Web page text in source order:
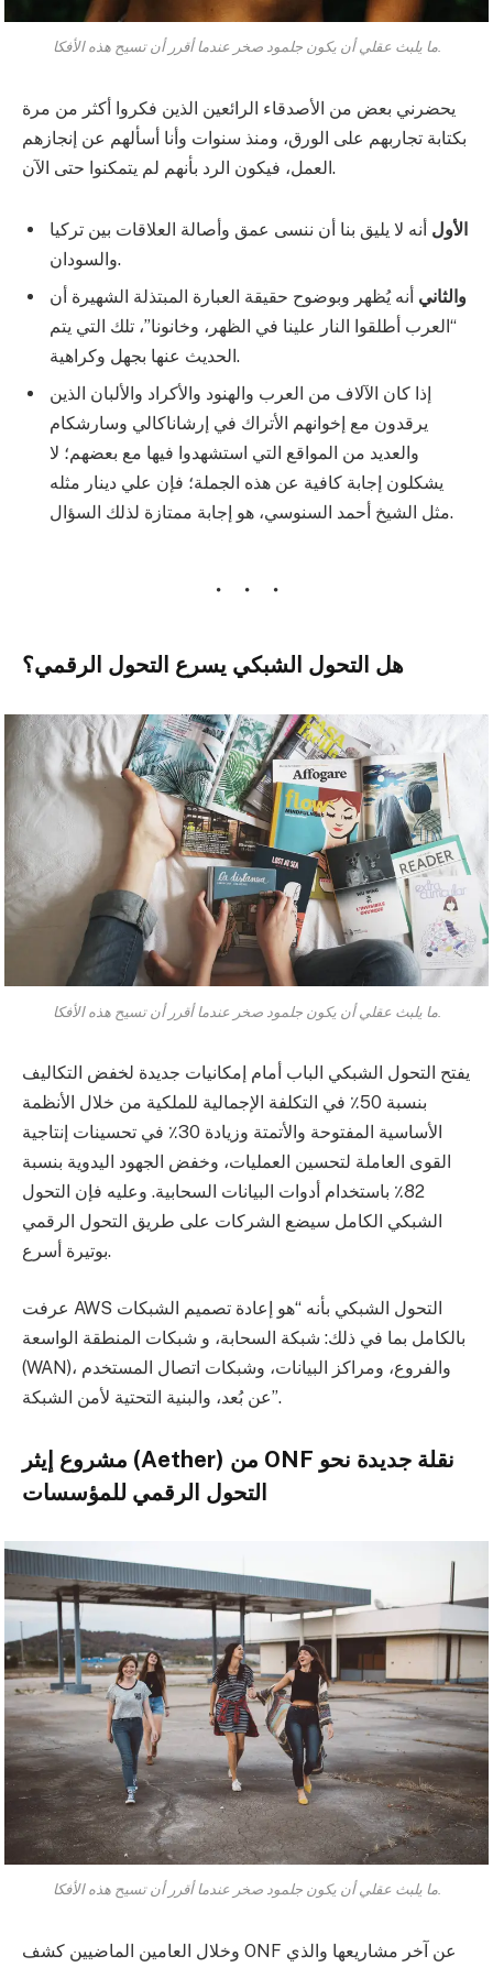
ما يلبث عقلي أن يكون جلمود صخر عندما أقرر أن تسيح هذه الأفكا.
يحضرني بعض من الأصدقاء الرائعين الذين فكروا أكثر من مرة
بكتابة تجاربهم على الورق، ومنذ سنوات وأنا أسألهم عن إنجازهم
العمل، فيكون الرد بأنهم لم يتمكنوا حتى الآن.
الأول أنه لا يليق بنا أن ننسى عمق وأصالة العلاقات بين تركيا
والسودان.
والثاني أنه يُظهر وبوضوح حقيقة العبارة المبتذلة الشهيرة أن
“العرب أطلقوا النار علينا في الظهر، وخانونا”، تلك التي يتم
الحديث عنها بجهل وكراهية.
إذا كان الآلاف من العرب والهنود والأكراد والألبان الذين
يرقدون مع إخوانهم الأتراك في إرشاناكالي وسارشكام
والعديد من المواقع التي استشهدوا فيها مع بعضهم؛ لا
يشكلون إجابة كافية عن هذه الجملة؛ فإن علي دينار مثله
مثل الشيخ أحمد السنوسي، هو إجابة ممتازة لذلك السؤال.
هل التحول الشبكي يسرع التحول الرقمي؟
ما يلبث عقلي أن يكون جلمود صخر عندما أقرر أن تسيح هذه الأفكا.
يفتح التحول الشبكي الباب أمام إمكانيات جديدة لخفض التكاليف
بنسبة 50٪ في التكلفة الإجمالية للملكية من خلال الأنظمة
الأساسية المفتوحة والأتمتة وزيادة 30٪ في تحسينات إنتاجية
القوى العاملة لتحسين العمليات، وخفض الجهود اليدوية بنسبة
82٪ باستخدام أدوات البيانات السحابية. وعليه فإن التحول
الشبكي الكامل سيضع الشركات على طريق التحول الرقمي
بوتيرة أسرع.
عرفت AWS التحول الشبكي بأنه “هو إعادة تصميم الشبكات
بالكامل بما في ذلك: شبكة السحابة، و شبكات المنطقة الواسعة
(WAN)، والفروع، ومراكز البيانات، وشبكات اتصال المستخدم
عن بُعد، والبنية التحتية لأمن الشبكة”.
مشروع إيثر (Aether) من ONF نقلة جديدة نحو
التحول الرقمي للمؤسسات
ما يلبث عقلي أن يكون جلمود صخر عندما أقرر أن تسيح هذه الأفكا.
وخلال العامين الماضيين كشف ONF عن آخر مشاريعها والذي